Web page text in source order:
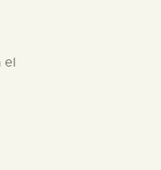
el